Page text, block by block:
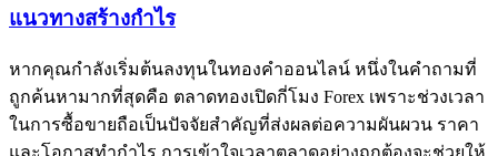
แนวทางสร้างกำไร
หากคุณกำลังเริ่มต้นลงทุนในทองคำออนไลน์ หนึ่งในคำถามที่
ถูกค้นหามากที่สุดคือ ตลาดทองเปิดกี่โมง Forex เพราะช่วงเวลา
ในการซื้อขายถือเป็นปัจจัยสำคัญที่ส่งผลต่อความผันผวน ราคา